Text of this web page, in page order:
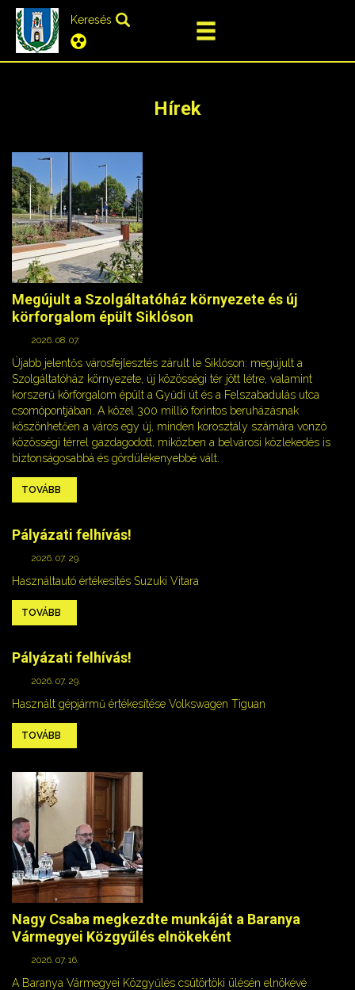
Keresés
Hírek
Megújult a Szolgáltatóház környezete és új
körforgalom épült Siklóson
2026. 08. 07.
Újabb jelentős városfejlesztés zárult le Siklóson: megújult a
Szolgáltatóház környezete, új közösségi tér jött létre, valamint
korszerű körforgalom épült a Gyűdi út és a Felszabadulás utca
csomópontjában. A közel 300 millió forintos beruházásnak
köszönhetően a város egy új, minden korosztály számára vonzó
közösségi térrel gazdagodott, miközben a belvárosi közlekedés is
biztonságosabbá és gördülékenyebbé vált.
TOVÁBB
Pályázati felhívás!
2026. 07. 29.
Használtautó értékesítés Suzuki Vitara
TOVÁBB
Pályázati felhívás!
2026. 07. 29.
Használt gépjármű értékesítése Volkswagen Tiguan
TOVÁBB
Nagy Csaba megkezdte munkáját a Baranya
Vármegyei Közgyűlés elnökeként
2026. 07. 16.
A Baranya Vármegyei Közgyűlés csütörtöki ülésén elnökévé